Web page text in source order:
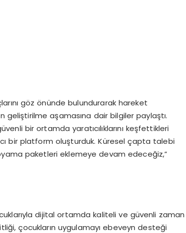
göz önünde bulundurarak hareket
geliştirilme aşamasına dair bilgiler paylaştı.
bir ortamda yaratıcılıklarını keşfettikleri
bir platform oluşturduk. Küresel çapta talebi
paketleri eklemeye devam edeceğiz,”
dijital ortamda kaliteli ve güvenli zaman
çocukların uygulamayı ebeveyn desteği